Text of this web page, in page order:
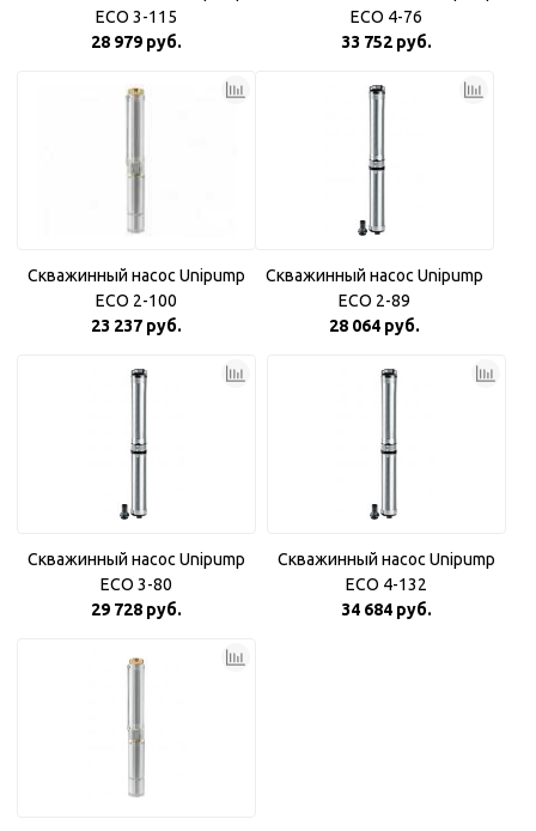
ECO 3-115
28 979 руб.
ECO 4-76
33 752 руб.
Скважинный насос Unipump
ECO 2-100
23 237 руб.
Скважинный насос Unipump
ECO 2-89
28 064 руб.
Скважинный насос Unipump
ECO 3-80
29 728 руб.
Скважинный насос Unipump
ECO 4-132
34 684 руб.